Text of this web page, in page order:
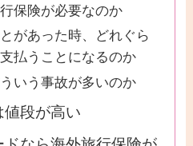
保険が必要なのか
があった時、どれぐら
払うことになるのか
いう事故が多いのか
段が高い